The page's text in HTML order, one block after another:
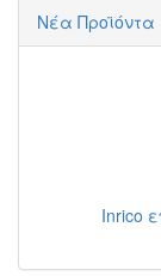
Νέα Προϊόντα
Inrico